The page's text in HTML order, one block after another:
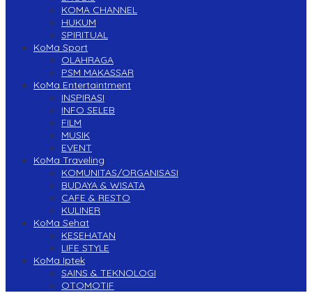
KOMA CHANNEL
HUKUM
SPIRITUAL
KoMa Sport
OLAHRAGA
PSM MAKASSAR
KoMa Entertaintment
INSPIRASI
INFO SELEB
FILM
MUSIK
EVENT
KoMa Traveling
KOMUNITAS/ORGANISASI
BUDAYA & WISATA
CAFE & RESTO
KULINER
KoMa Sehat
KESEHATAN
LIFE STYLE
KoMa Iptek
SAINS & TEKNOLOGI
OTOMOTIF